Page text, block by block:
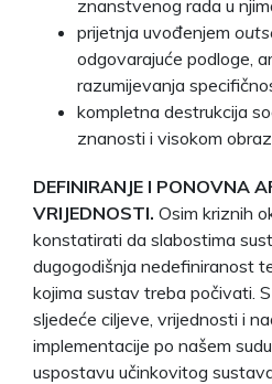
znanstvenog rada u
prijetnja uvođenjem
odgovarajuće podloge,
razumijevanja
kompletna destrukcija
znanosti i visokom
DEFINIRANJE I PONOVNA
VRIJEDNOSTI. Osim kriznih
konstatirati da slabostima
dugogodišnja nedefiniranost
kojima sustav treba počivati.
sljedeće ciljeve, vrijednosti i
implementacije po našem
uspostavu učinkovitog